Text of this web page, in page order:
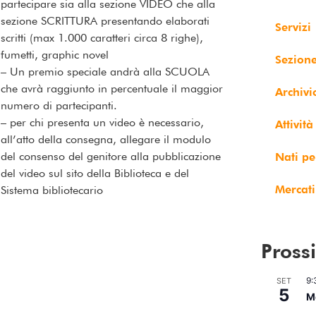
partecipare sia alla sezione VIDEO che alla
sezione SCRITTURA presentando elaborati
scritti (max 1.000 caratteri circa 8 righe),
fumetti, graphic novel
– Un premio speciale andrà alla SCUOLA
che avrà raggiunto in percentuale il maggior
numero di partecipanti.
– per chi presenta un video è necessario,
all’atto della consegna, allegare il modulo
del consenso del genitore alla pubblicazione
del video sul sito della Biblioteca e del
Sistema bibliotecario
Servizi
Attività
Nati
SET
5